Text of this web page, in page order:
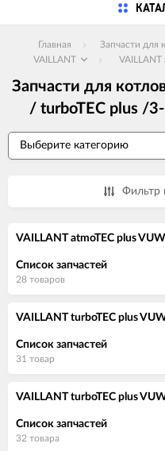
Главная
Запчасти для
VAILLANT
Запчасти для
/ turboTEC plus /
Фильтр
VAILLANT atmoTEC plus
Список запчастей
28 товаров
VAILLANT turboTEC plus
Список запчастей
31 товар
VAILLANT turboTEC plus
Список запчастей
32 товара